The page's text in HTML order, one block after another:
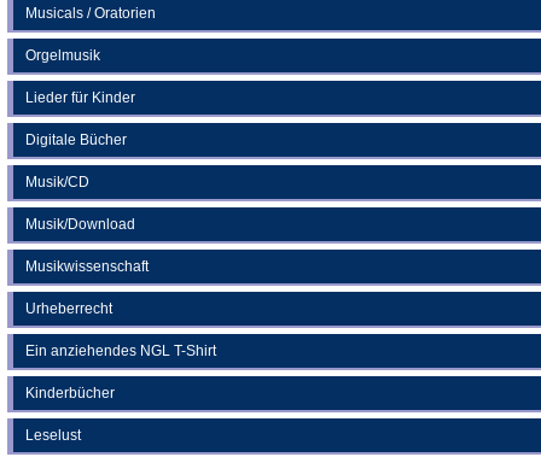
Musicals / Oratorien
Orgelmusik
Lieder für Kinder
Digitale Bücher
Musik/CD
Musik/Download
Musikwissenschaft
Urheberrecht
Ein anziehendes NGL T-Shirt
Kinderbücher
Leselust